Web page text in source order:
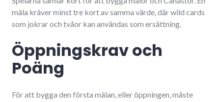
mäla kräver minst tre kort av samma värde, där wild cards
som jokrar och tvåor kan användas som ersättning.
Öppningskrav och
Poäng
För att bygga den första mälan, eller öppningen, måste